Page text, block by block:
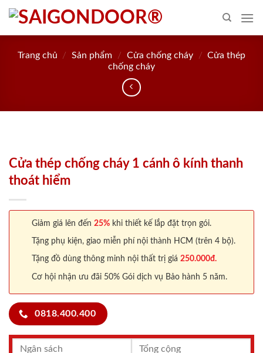
Skip
content
Trang chủ / Sản phẩm / Cửa chống cháy / Cửa thép
chống cháy
Cửa thép chống cháy 1 cánh ô kính thanh
thoát hiểm
Giảm giá lên đến 25% khi thiết kế lắp đặt trọn gói.
Tặng phụ kiện, giao miễn phí nội thành HCM (trên 4 bộ).
Tặng đồ dùng thông minh nội thất trị giá 250.000đ.
Cơ hội nhận ưu đãi 50% Gói dịch vụ Bảo hành 5 năm.
0818.400.400